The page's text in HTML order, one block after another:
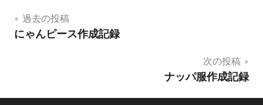
投
稿
過去の投稿
にゃんピース作成記録
次の投稿
ナッパ服作成記録